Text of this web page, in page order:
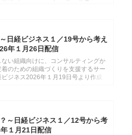
日経ビジネス１／19号から考え
年１月26日配信
い組織向けに、コンサルティングか
のための組織づくりを支援するサー
ジネス2026年１月19日号より作成
～日経ビジネス１／12号から考
１月21日配信